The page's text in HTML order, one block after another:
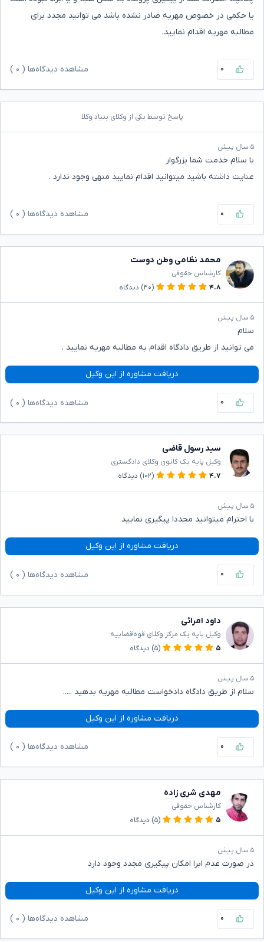
یا حکمی در خصوص مهریه صادر نشده باشد می توانید مجدد برای
مطالبه مهریه اقدام نمایید.
۰ مشاهده دیدگاه‌ها ( ۰
پاسخ توسط یکی از وکلای بنیاد وکلا
۵ سال پیش
با سلام خدمت شما بزرگوار
عنایت داشته باشید میتوانید اقدام نمایید منهی وجود ندارد .
۰ مشاهده دیدگاه‌ها ( ۰
محمد نظامی وطن دوست
کارشناس حقوقی
۴.۸
(۴۰) دیدگاه
۵ سال پیش
سلام
می توانید از طریق دادگاه اقدام به مطالبه مهریه نمایید .
دریافت مشاوره از این وکیل
۰ مشاهده دیدگاه‌ها ( ۰
سید رسول قاضی
وکیل پایه یک کانون وکلای دادگستری
۴.۷
(۱۰۲) دیدگاه
۵ سال پیش
با احترام میتوانید مجددا پیگیری نمایید
دریافت مشاوره از این وکیل
۰ مشاهده دیدگاه‌ها ( ۰
داود امرائی
وکیل پایه یک مرکز وکلای قوه‌قضاییه
۵
(۵) دیدگاه
۵ سال پیش
سلام از طریق دادگاه دادخواست مطالبه مهریه بدهید .....
دریافت مشاوره از این وکیل
۰ مشاهده دیدگاه‌ها ( ۰
مهدی شری زاده
کارشناس حقوقی
۵
(۵) دیدگاه
۵ سال پیش
در صورت عدم ابرا امکان پیگیری مجدد وجود دارد
دریافت مشاوره از این وکیل
۰ مشاهده دیدگاه‌ها ( ۰